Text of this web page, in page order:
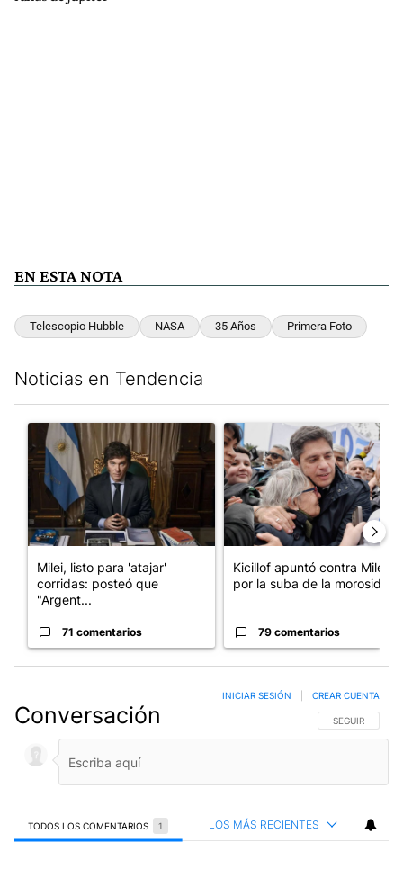
EN ESTA NOTA
Telescopio Hubble NASA 35 Años Primera Foto
Noticias en Tendencia
Un artículo de tendencia con el título "Milei, listo para 'atajar'
Milei, listo para 'atajar'
corridas: posteó que
"Argent...
71 comentarios
Un artículo de tendencia con
Kicillof apuntó contra Milei
por la suba de la morosida...
79 comentarios
Conversación SIGA ESTA
SEGUIR
INICIAR SESIÓN CREAR CUENTA
TODOS LOS COMENTARIOS 1 LOS MÁS RECIENTES